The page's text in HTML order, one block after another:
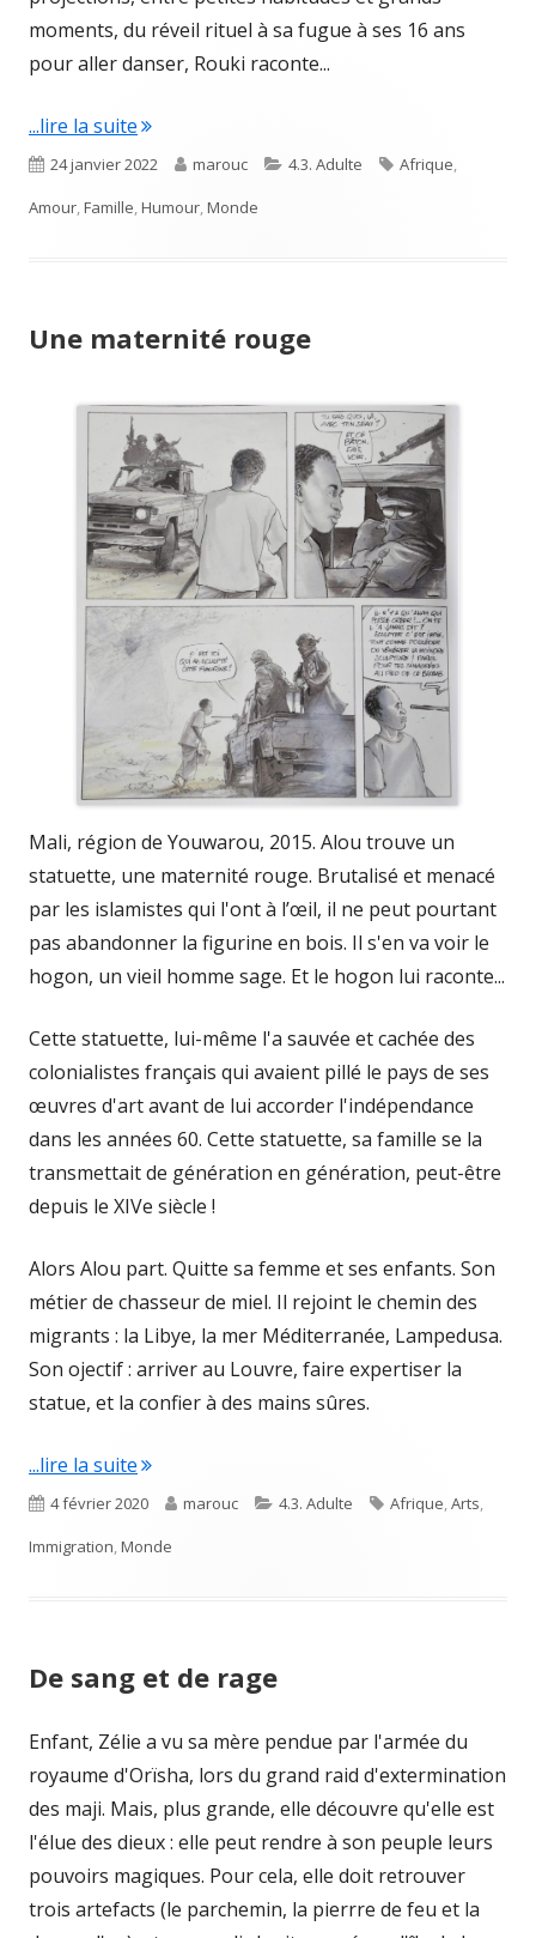
moments, du réveil rituel à sa fugue à ses 16 ans
pour aller danser, Rouki raconte...
...lire la suite"Ouagadougou pressé"
Published
on
24 janvier 2022 Author
marouc Categories
4.3. Adulte Tags
Afrique,
Amour,Famille,Humour,Monde
Une maternité rouge
Mali, région de Youwarou, 2015. Alou trouve un
statuette, une maternité rouge. Brutalisé et menacé
par les islamistes qui l'ont à l’œil, il ne peut pourtant
pas abandonner la figurine en bois. Il s'en va voir le
hogon, un vieil homme sage. Et le hogon lui raconte...
Cette statuette, lui-même l'a sauvée et cachée des
colonialistes français qui avaient pillé le pays de ses
œuvres d'art avant de lui accorder l'indépendance
dans les années 60. Cette statuette, sa famille se la
transmettait de génération en génération, peut-être
depuis le XIVe siècle !
Alors Alou part. Quitte sa femme et ses enfants. Son
métier de chasseur de miel. Il rejoint le chemin des
migrants : la Libye, la mer Méditerranée, Lampedusa.
Son ojectif : arriver au Louvre, faire expertiser la
statue, et la confier à des mains sûres.
...lire la suite"Une maternité rouge"
Published
on
4 février 2020 Author
marouc Categories
4.3. Adulte Tags
Afrique,Arts,
Immigration,Monde
De sang et de rage
Enfant, Zélie a vu sa mère pendue par l'armée du
royaume d'Orïsha, lors du grand raid d'extermination
des maji. Mais, plus grande, elle découvre qu'elle est
l'élue des dieux : elle peut rendre à son peuple leurs
pouvoirs magiques. Pour cela, elle doit retrouver
trois artefacts (le parchemin, la pierrre de feu et la